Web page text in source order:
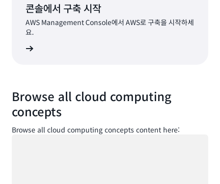
콘솔에서 구축 시작
AWS Management Console에서 AWS로 구축을 시작하세
요.
Browse all cloud computing
concepts
Browse all cloud computing concepts content here: